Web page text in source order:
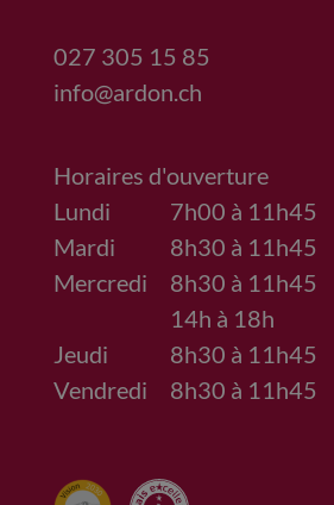
027 305 15 85
info@ardon.ch
Horaires d'ouverture
Lundi
7h00 à 11h45
Mardi
8h30 à 11h45
Mercredi
8h30 à 11h45
14h à 18h
Jeudi
8h30 à 11h45
Vendredi
8h30 à 11h45